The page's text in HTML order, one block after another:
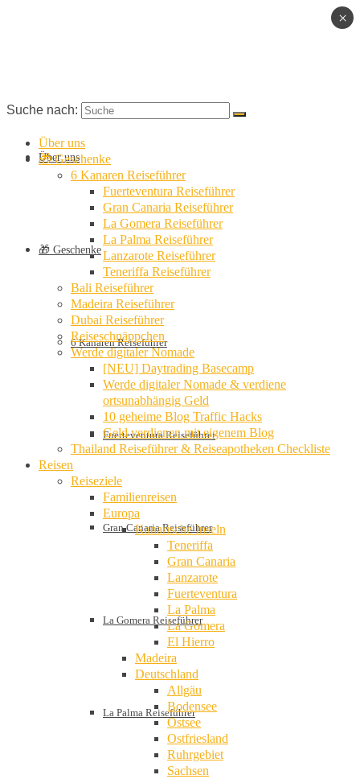
Über uns
🎁 Geschenke
6 Kanaren Reiseführer
Fuerteventura Reiseführer
Gran Canaria Reiseführer
La Gomera Reiseführer
La Palma Reiseführer
Suche nach:
Über uns
🎁 Geschenke
6 Kanaren Reiseführer
Fuerteventura Reiseführer
Gran Canaria Reiseführer
La Gomera Reiseführer
La Palma Reiseführer
Lanzarote Reiseführer
Teneriffa Reiseführer
Bali Reiseführer
Madeira Reiseführer
Dubai Reiseführer
Reiseschnäppchen
Werde digitaler Nomade
[NEU] Daytrading Basecamp
Werde digitaler Nomade & verdiene
ortsunabhängig Geld
10 geheime Blog Traffic Hacks
Geld verdienen mit eigenem Blog
Thailand Reiseführer & Reiseapotheken Checkliste
Reisen
Reiseziele
Familienreisen
Europa
Kanarische Inseln
Teneriffa
Gran Canaria
Lanzarote
Fuerteventura
La Palma
La Gomera
El Hierro
Madeira
Deutschland
Allgäu
Bodensee
Ostsee
Ostfriesland
Ruhrgebiet
Sachsen
×